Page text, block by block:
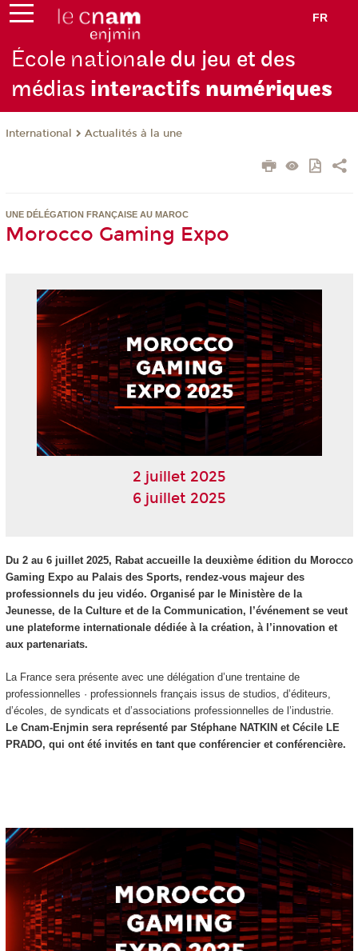
FR
École nationale du jeu et des
médias interactifs numériques
International Actualités à la une
UNE DÉLÉGATION FRANÇAISE AU MAROC
Morocco Gaming Expo
2 juillet 2025
6 juillet 2025
Du 2 au 6 juillet 2025, Rabat accueille la deuxième édition du Morocco
Gaming Expo au Palais des Sports, rendez-vous majeur des
professionnels du jeu vidéo. Organisé par le Ministère de la
Jeunesse, de la Culture et de la Communication, l’événement se veut
une plateforme internationale dédiée à la création, à l’innovation et
aux partenariats.
La France sera présente avec une délégation d’une trentaine de
professionnelles · professionnels français issus de studios, d’éditeurs,
d’écoles, de syndicats et d’associations professionnelles de l’industrie.
Le Cnam-Enjmin sera représenté par Stéphane NATKIN et Cécile LE
PRADO, qui ont été invités en tant que conférencier et conférencière.